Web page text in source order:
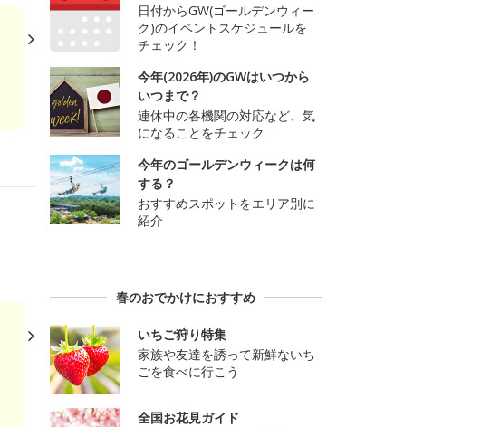
日付からGW(ゴールデンウィー
ク)のイベントスケジュールを
チェック！
今年(2026年)のGWはいつから
いつまで？
連休中の各機関の対応など、気
になることをチェック
今年のゴールデンウィークは何
する？
おすすめスポットをエリア別に
紹介
春のおでかけにおすすめ
いちご狩り特集
家族や友達を誘って新鮮ないち
ごを食べに行こう
全国お花見ガイド